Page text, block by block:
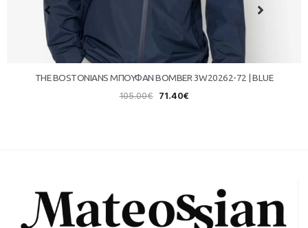
THE BOSTONIANS ΜΠΟΥΦΑΝ BOMBER 3W20262-72 | BLUE
105.00€ 71.40€